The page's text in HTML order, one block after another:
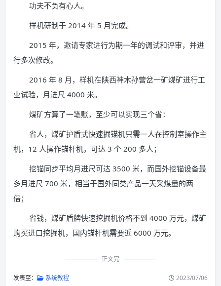
功夫不负有心人。
样机研制于 2014 年 5 月完成。
2015 年，邀请专家进行为期一年的调试和评审，并进
行多次修改。
2016 年 8 月，样机在陕西神木孙营岔一矿煤矿进行工
业试验，月进尺 4000 米。
煤矿方算了一笔账，至少可以实现三个省：
省人，煤矿护盾式快速掘锚机只需一人在控制室操作主
机，12 人操作锚杆机，可达 3 个 200 多人；
挖锚同步平均月进尺可达 3500 米，而国外挖锚设备最
多月进尺 700 米，相当于国外同类产品一天采煤量的两
倍；
省钱，煤矿盾牌快速挖掘机价格不到 4000 万元，煤矿
购买进口挖掘机，国内锚杆机需要近 6000 万元。
正文完
发表至： 系统教程 2023/07/06